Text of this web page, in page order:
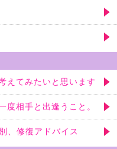
えてみたいと思います
相手と出逢うこと。
、修復アドバイス